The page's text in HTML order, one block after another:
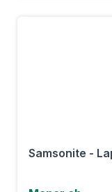
Samsonite -